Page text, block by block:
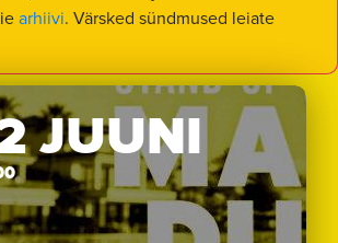
arhiivi. Värsked sündmused leiate
JUUNI